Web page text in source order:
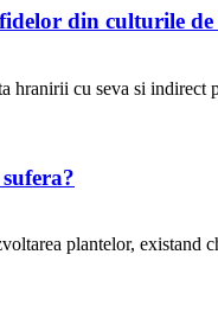
din culturile
hranirii cu seva si
plantelor, existand